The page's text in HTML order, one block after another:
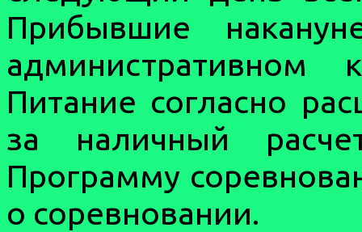
Прибывшие
Питание согласно
за наличный
Программу
о соревновании.